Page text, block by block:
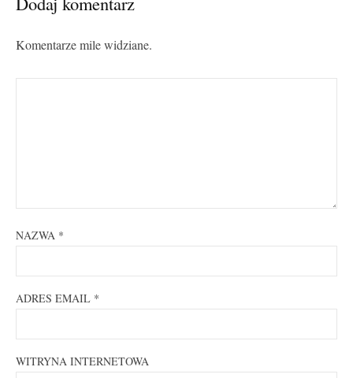
Komentarze mile widziane.
NAZWA *
ADRES EMAIL *
WITRYNA INTERNETOWA